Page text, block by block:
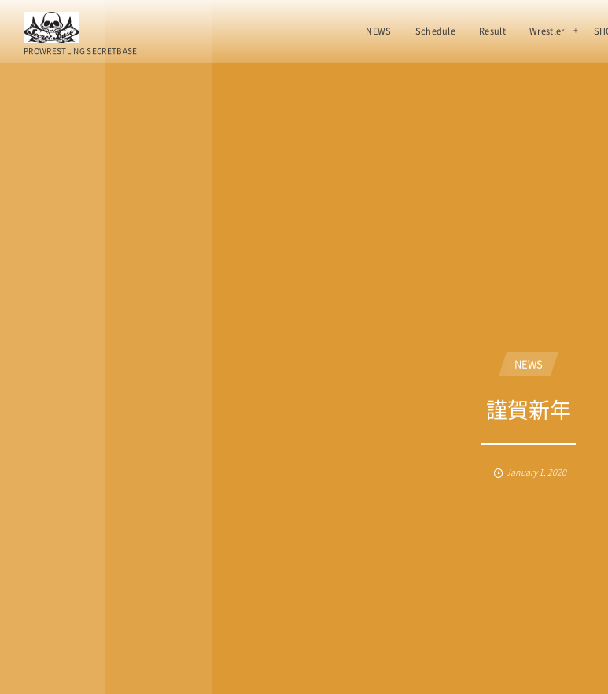
PROWRESTLING SECRETBASE
NEWS Schedule Result Wrestler
NEWS
謹賀新年
January1,2020